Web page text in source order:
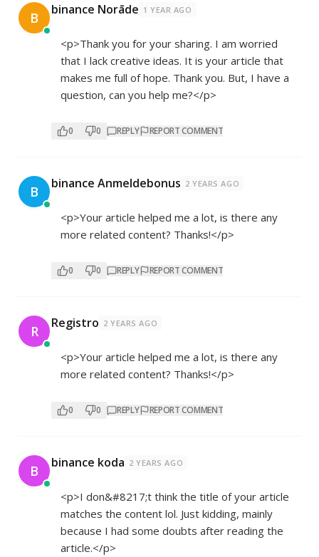
B binance Norāde 1 YEAR AGO
<p>Thank you for your sharing. I am worried
that I lack creative ideas. It is your article that
makes me full of hope. Thank you. But, I have a
question, can you help me?</p>
0 0 REPLY REPORT COMMENT
B binance Anmeldebonus 2 YEARS AGO
<p>Your article helped me a lot, is there any
more related content? Thanks!</p>
0 0 REPLY REPORT COMMENT
R Registro 2 YEARS AGO
<p>Your article helped me a lot, is there any
more related content? Thanks!</p>
0 0 REPLY REPORT COMMENT
B binance koda 2 YEARS AGO
<p>I don&#8217;t think the title of your article
matches the content lol. Just kidding, mainly
because I had some doubts after reading the
article.</p>